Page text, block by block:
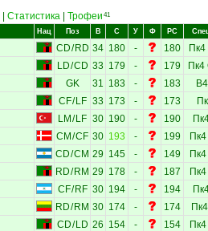
Статистика Трофеи 41
Нац Поз В С У Ф РС
CD/RD 34 180 - 180 Пк4
LD/CD 33 179 - 179 Пк4
GK 31 183 - 183 В4
CF/LF 33 173 - 173
LM / LF 30 190 - 190
CM /CF 30 193 - 199 Пк4
CD/CM 29 145 - 149 Пк4
RD/ RM 29 178 - 187 Пк4
CF/RF 30 194 - 194
RD/ RM 30 174 - 174 Пк4
CD/LD 26 154 - 154 Пк4